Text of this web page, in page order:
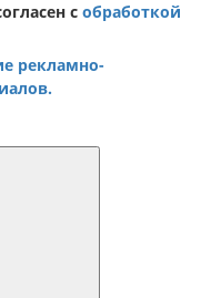
с обработкой
рекламно-